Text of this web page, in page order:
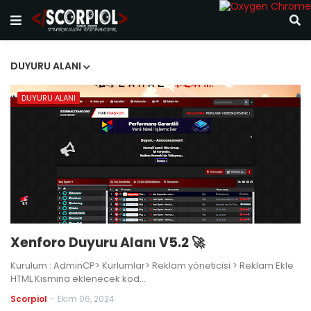
DUYURU ALANI
DUYURU ALANI
Xenforo Duyuru Alanı V5.2 🚀
Kurulum : AdminCP> Kurlumlar> Reklam yöneticisi > Reklam Ekle
HTML Kısmına eklenecek kod…
Scorpiol - Ekim 06, 2024